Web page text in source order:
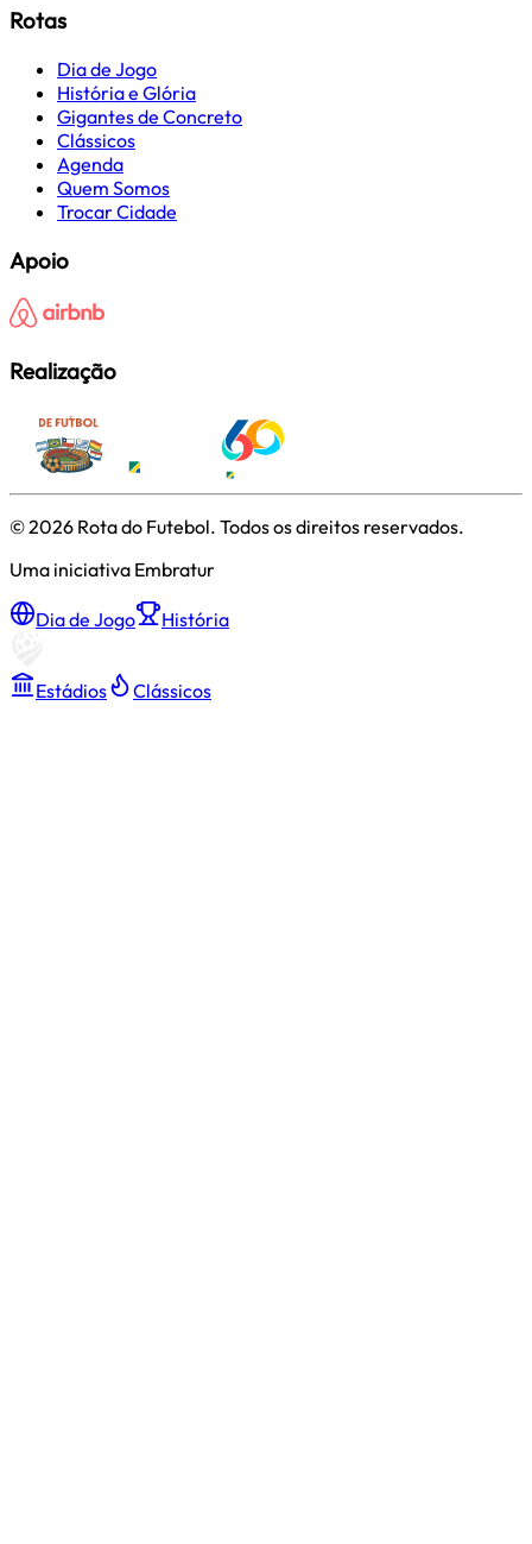
Rotas
Dia de Jogo
História e Glória
Gigantes de Concreto
Clássicos
Agenda
Quem Somos
Trocar Cidade
Apoio
Realização
©2026 Rota do Futebol. Todos os direitos reservados.
Uma iniciativa Embratur
Dia de Jogo História
Estádios Clássicos